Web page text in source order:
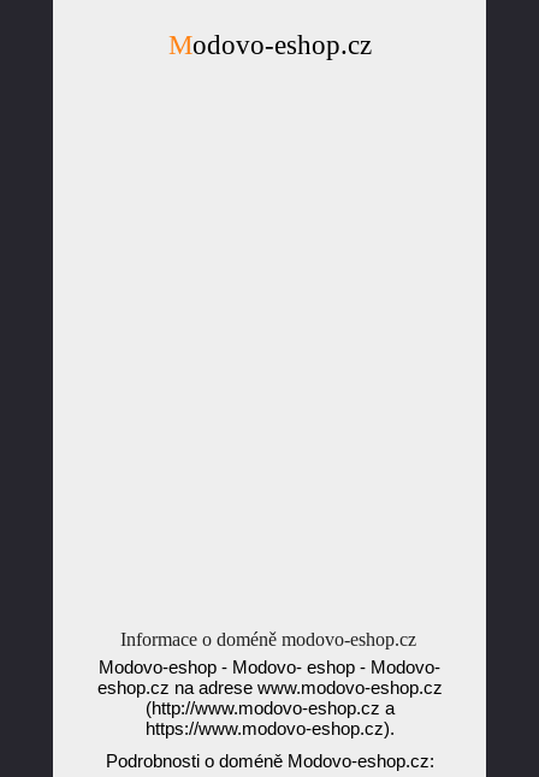
Modovo-eshop.cz
Informace o doméně modovo-eshop.cz
Modovo-eshop - Modovo- eshop - Modovo-
eshop.cz na adrese www.modovo-eshop.cz
(http://www.modovo-eshop.cz a
https://www.modovo-eshop.cz).
Podrobnosti o doméně Modovo-eshop.cz: